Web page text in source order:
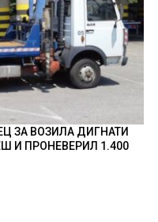
ЗА ВОЗИЛА ДИГНАТИ
И ПРОНЕВЕРИЛ 1.400